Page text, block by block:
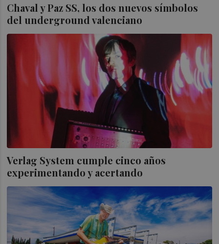
Chaval y Paz SS, los dos nuevos símbolos
del underground valenciano
Verlag System cumple cinco años
experimentando y acertando